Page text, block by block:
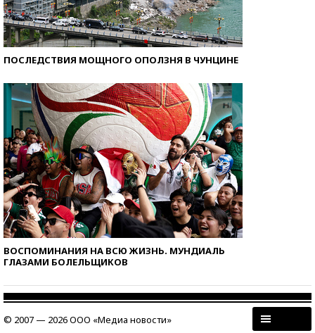
ПОСЛЕДСТВИЯ МОЩНОГО ОПОЛЗНЯ В ЧУНЦИНЕ
ВОСПОМИНАНИЯ НА ВСЮ ЖИЗНЬ. МУНДИАЛЬ
ГЛАЗАМИ БОЛЕЛЬЩИКОВ
© 2007 — 2026 ООО «Медиа новости»